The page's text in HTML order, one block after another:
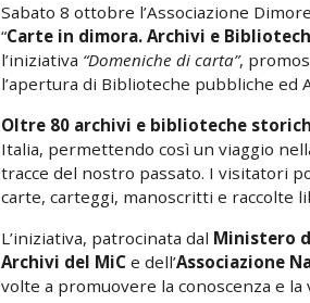
Sabato 8 ottobre l’Associazione
“Carte in dimora. Archivi e
l’iniziativa “Domeniche di carta”,
l’apertura di Biblioteche pubbliche ed
Oltre 80 archivi e biblioteche
Italia, permettendo così un viaggio
tracce del nostro passato. I visitatori
carte, carteggi, manoscritti e raccolte
L’iniziativa, patrocinata dal Ministero
Archivi del MiC e dell’Associazione
volte a promuovere la conoscenza e